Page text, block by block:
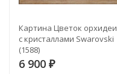
Картина Цветок орхидеи
с кристаллами Swarovski
(1588)
6 900 ₽